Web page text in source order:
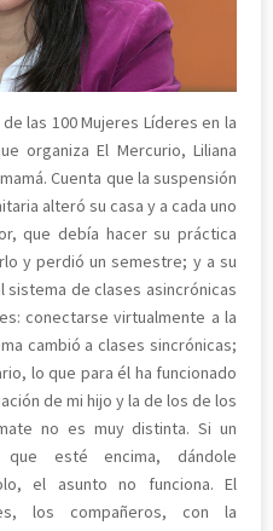
las 100 Mujeres Líderes en la
organiza El Mercurio, Liliana
Cuenta que la suspensión
alteró su casa y a cada uno
que debía hacer su práctica
y perdió un semestre; y a su
de clases asincrónicas
conectarse virtualmente a la
cambió a clases sincrónicas;
lo que para él ha funcionado
de mi hijo y la de los de los
no es muy distinta. Si un
esté encima, dándole
el asunto no funciona. El
los compañeros, con la